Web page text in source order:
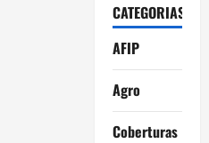
CATEGORIAS
AFIP
Agro
Coberturas